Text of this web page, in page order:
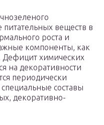
питательных веществ в
роста и
компоненты, как
Дефицит химических
на декоративности
периодически
составы
декоративно-